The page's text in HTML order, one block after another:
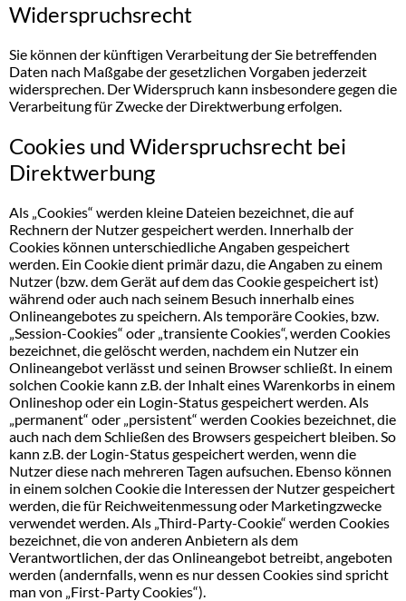
Widerspruchsrecht
Sie können der künftigen Verarbeitung der Sie betreffenden
Daten nach Maßgabe der gesetzlichen Vorgaben jederzeit
widersprechen. Der Widerspruch kann insbesondere gegen die
Verarbeitung für Zwecke der Direktwerbung erfolgen.
Cookies und Widerspruchsrecht bei
Direktwerbung
Als „Cookies“ werden kleine Dateien bezeichnet, die auf
Rechnern der Nutzer gespeichert werden. Innerhalb der
Cookies können unterschiedliche Angaben gespeichert
werden. Ein Cookie dient primär dazu, die Angaben zu einem
Nutzer (bzw. dem Gerät auf dem das Cookie gespeichert ist)
während oder auch nach seinem Besuch innerhalb eines
Onlineangebotes zu speichern. Als temporäre Cookies, bzw.
„Session-Cookies“ oder „transiente Cookies“, werden Cookies
bezeichnet, die gelöscht werden, nachdem ein Nutzer ein
Onlineangebot verlässt und seinen Browser schließt. In einem
solchen Cookie kann z.B. der Inhalt eines Warenkorbs in einem
Onlineshop oder ein Login-Status gespeichert werden. Als
„permanent“ oder „persistent“ werden Cookies bezeichnet, die
auch nach dem Schließen des Browsers gespeichert bleiben. So
kann z.B. der Login-Status gespeichert werden, wenn die
Nutzer diese nach mehreren Tagen aufsuchen. Ebenso können
in einem solchen Cookie die Interessen der Nutzer gespeichert
werden, die für Reichweitenmessung oder Marketingzwecke
verwendet werden. Als „Third-Party-Cookie“ werden Cookies
bezeichnet, die von anderen Anbietern als dem
Verantwortlichen, der das Onlineangebot betreibt, angeboten
werden (andernfalls, wenn es nur dessen Cookies sind spricht
man von „First-Party Cookies“).